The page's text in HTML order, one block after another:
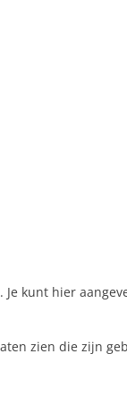
kunt hier
zien die zijn